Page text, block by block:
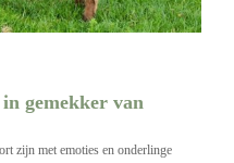
gemekker van
zijn met emoties en onderlinge